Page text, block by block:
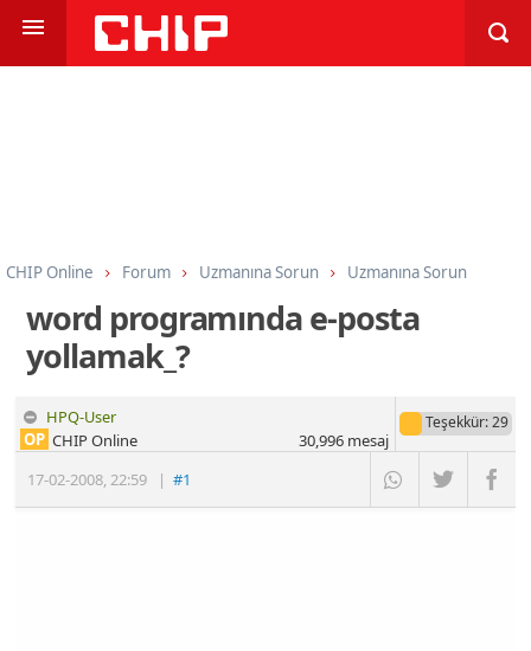
CHIP Online Forum Uzmanına Sorun Uzmanına Sorun
word programında e-posta
yollamak_?
HPQ-User
17-02-2008,22:59 |#1
OP CHIP Online
Teşekkür: 29
30,996mesaj